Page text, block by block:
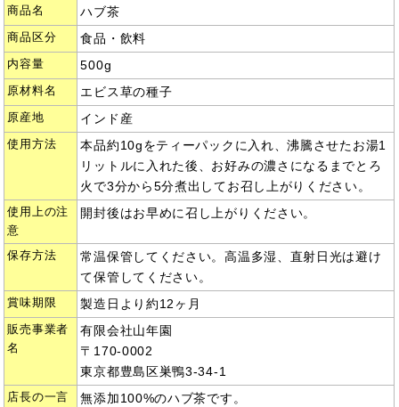
商品名 ハブ茶
商品区分 食品・飲料
内容量 500g
原材料名 エビス草の種子
原産地 インド産
使用方法
本品約10gをティーパックに入れ、沸騰させたお湯1
リットルに入れた後、お好みの濃さになるまでとろ
火で3分から5分煮出してお召し上がりください。
使用上の注
意
開封後はお早めに召し上がりください。
保存方法
常温保管してください。高温多湿、直射日光は避け
て保管してください。
賞味期限 製造日より約12ヶ月
販売事業者
名
有限会社山年園
〒170-0002
東京都豊島区巣鴨3-34-1
店長の一言
無添加100%のハブ茶です。